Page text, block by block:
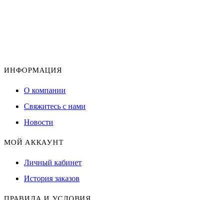
ИНФОРМАЦИЯ
О компании
Свяжитесь с нами
Новости
МОЙ АККАУНТ
Личный кабинет
История заказов